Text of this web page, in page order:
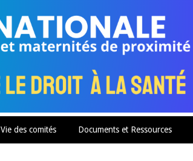
Vie des comités Documents et Ressources